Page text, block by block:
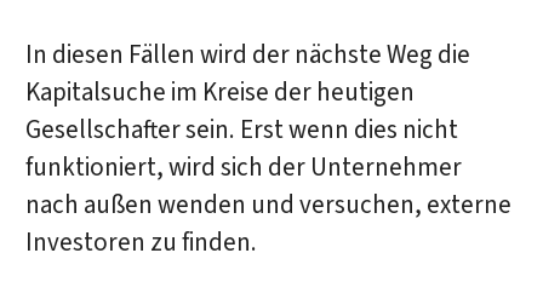
In diesen Fällen wird der nächste Weg die
Kapitalsuche im Kreise der heutigen
Gesellschafter sein. Erst wenn dies nicht
funktioniert, wird sich der Unternehmer
nach außen wenden und versuchen, externe
Investoren zu finden.